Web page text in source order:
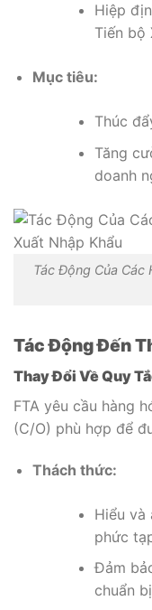
Hiệp
Tiến bộ
Mục tiêu:
Thúc
Tăng
doanh
Tác Động Của Các
Tác Động Đến
Thay Đổi Về Quy
FTA yêu cầu hàng
(C/O) phù hợp để
Thách thức:
Hiểu và
phức
Đảm
chuẩn